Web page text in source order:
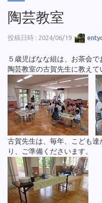
陶芸教室
投稿日時 : 2024/06/19
５歳児ばなな組は、お茶会で
陶芸教室の古賀先生に教えて
古賀先生は、毎年、こども
り、ご準備くださいます。